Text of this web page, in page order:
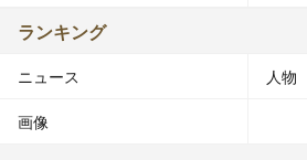
ランキング
ニュース 人物
画像